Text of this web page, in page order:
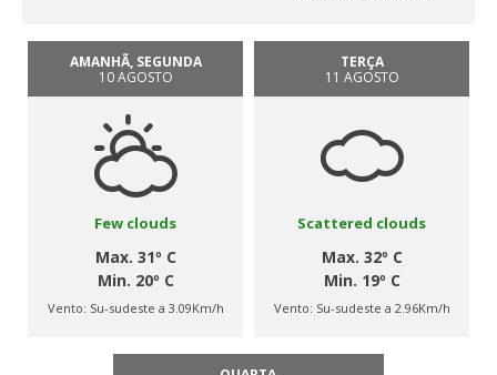
AMANHÃ, SEGUNDA
10 AGOSTO
Few clouds
Max. 31º C
Min. 20º C
Vento: Su-sudeste a 3.09Km/h
TERÇA
11 AGOSTO
Scattered clouds
Max. 32º C
Min. 19º C
Vento: Su-sudeste a 2.96Km/h